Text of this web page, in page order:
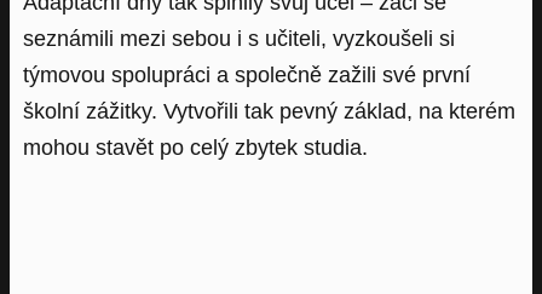
seznámili mezi sebou i s učiteli, vyzkoušeli si
týmovou spolupráci a společně zažili své první
školní zážitky. Vytvořili tak pevný základ, na kterém
mohou stavět po celý zbytek studia.